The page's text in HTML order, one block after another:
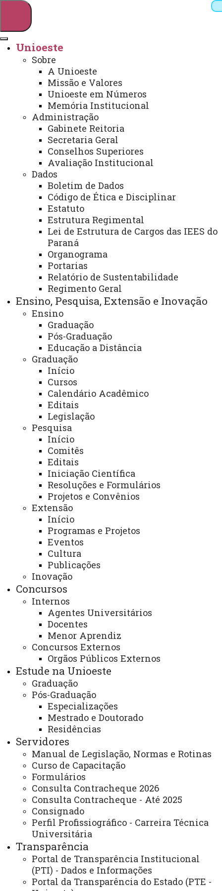
Webmail Sistemas
Telefones
Arquivo Virtual
Campus
Unioeste
Sobre
A Unioeste
Missão e Valores
Unioeste em Números
Memória Institucional
Administração
Gabinete Reitoria
Secretaria Geral
Conselhos Superiores
Avaliação Institucional
Dados
Boletim de Dados
Código de Ética e Disciplinar
Estatuto
Estrutura Regimental
Lei de Estrutura de Cargos das IEES do
Paraná
Organograma
Portarias
Relatório de Sustentabilidade
Regimento Geral
Ensino, Pesquisa, Extensão e Inovação
Ensino
Graduação
Pós-Graduação
Educação a Distância
Graduação
Início
Cursos
Calendário Acadêmico
Editais
Legislação
Pesquisa
Início
Comitês
Editais
Iniciação Científica
Resoluções e Formulários
Projetos e Convênios
Extensão
Início
Programas e Projetos
Eventos
Cultura
Publicações
Inovação
Concursos
Internos
Agentes Universitários
Docentes
Menor Aprendiz
Concursos Externos
Orgãos Públicos Externos
Estude na Unioeste
Graduação
Pós-Graduação
Especializações
Mestrado e Doutorado
Residências
Servidores
Manual de Legislação, Normas e Rotinas
Curso de Capacitação
Formulários
Consulta Contracheque 2026
Consulta Contracheque - Até 2025
Consignado
Perfil Profissiográfico - Carreira Técnica
Universitária
Transparência
Portal de Transparência Institucional
(PTI) - Dados e Informações
Portal da Transparência do Estado (PTE -
FARMÁCIA ESCOLA DA UNIOESTE
REALIZA PROCEDIMENTOS
FARMACÊUTICOS NO
ATENDIMENTO DE CASOS
SUSPEITOS DE COVID-19
Regulamentos
Publicações
Organização do Uso de Medicamentos
Perfuração de Lóbulo Auricular
Administração de Medicamentos
Injetáveis
Verificação de Parâmetros Clínicos -
Pressão Arterial, Glicemia Capilar e
Temperatura Corporal
Acompanhamento Farmacoterapêutico
Manipulação de Medicamentos e
Cosméticos
1
Você está aqui:Unioeste
Serviços
Farmácia Escola da Unioeste
ACESSE
Acesso Restrito (Editores do Portal)